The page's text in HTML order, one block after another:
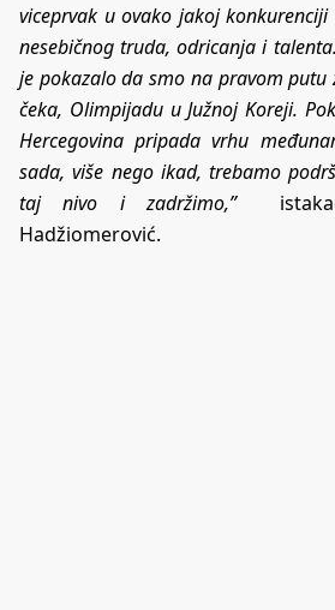
viceprvak u ovako jakoj
nesebičnog truda, odricanja i
je pokazalo da smo na pravom putu
čeka, Olimpijadu u Južnoj Koreji.
Hercegovina pripada vrhu
sada, više nego ikad, trebamo
taj nivo i zadržimo,”
Hadžiomerović.